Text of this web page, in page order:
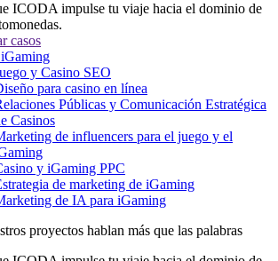
ICODA impulse tu viaje hacia el dominio de
casos
y Casino SEO
para casino en línea
Públicas y Comunicación Estratégica
Casinos
de influencers para el juego y el
y iGaming PPC
de marketing de iGaming
de IA para iGaming
proyectos hablan más que las palabras